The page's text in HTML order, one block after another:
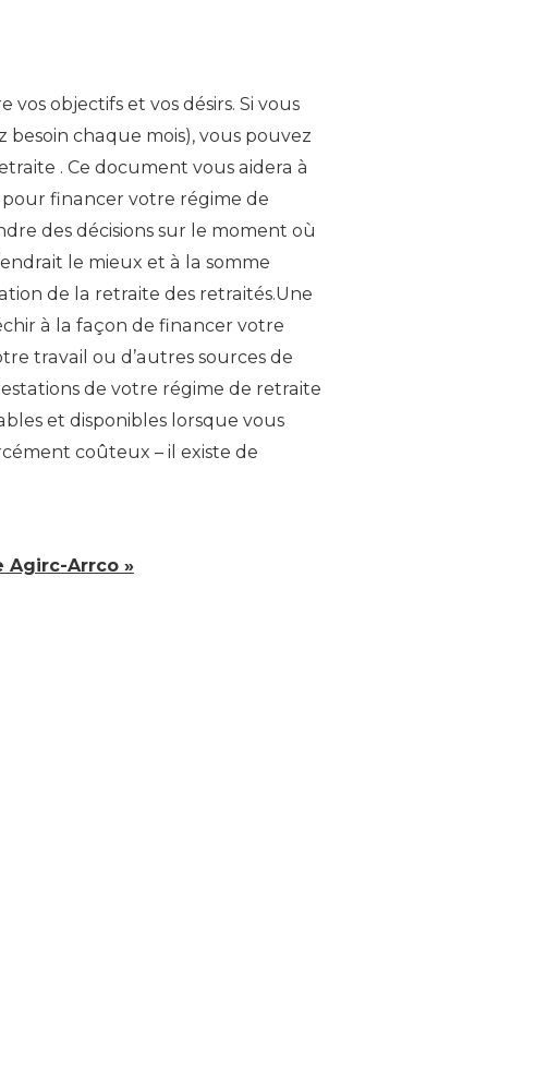
objectifs et vos désirs. Si vous
besoin chaque mois), vous pouvez
. Ce document vous aidera à
pour financer votre régime de
des décisions sur le moment où
le mieux et à la somme
de la retraite des retraités.Une
à la façon de financer votre
travail ou d’autres sources de
de votre régime de retraite
et disponibles lorsque vous
coûteux – il existe de
Agirc-Arrco »